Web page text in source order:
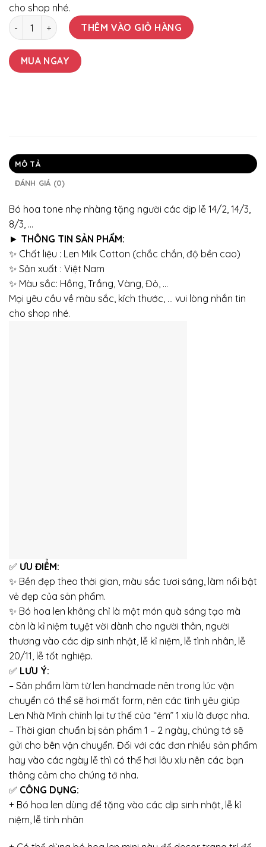
cho shop nhé.
Bó hoa len tone nhẹ nhàng tặng các dịp lễ 14/2, 14/3, 8/3,
THÊM VÀO GIỎ HÀNG
MUA NGAY
MÔ TẢ
ĐÁNH GIÁ (0)
Bó hoa tone nhẹ nhàng tặng người các dịp lễ 14/2, 14/3,
8/3, …
► THÔNG TIN SẢN PHẨM:
✨ Chất liệu : Len Milk Cotton (chắc chắn, độ bền cao)
✨ Sản xuất : Việt Nam
✨ Màu sắc: Hồng, Trắng, Vàng, Đỏ, …
Mọi yêu cầu về màu sắc, kích thước, … vui lòng nhắn tin
cho shop nhé.
✅ ƯU ĐIỂM:
✨ Bền đẹp theo thời gian, màu sắc tươi sáng, làm nổi bật
vẻ đẹp của sản phẩm.
✨ Bó hoa len không chỉ là một món quà sáng tạo mà
còn là kỉ niệm tuyệt vời dành cho người thân, người
thương vào các dịp sinh nhật, lễ kỉ niệm, lễ tình nhân, lễ
20/11, lễ tốt nghiệp.
✅ LƯU Ý:
– Sản phẩm làm từ len handmade nên trong lúc vận
chuyển có thể sẽ hơi mất form, nên các tình yêu giúp
Len Nhà Mình chỉnh lại tư thế của “ẻm” 1 xíu là được nha.
– Thời gian chuẩn bị sản phẩm 1 – 2 ngày, chúng tớ sẽ
gửi cho bên vận chuyển. Đối với các đơn nhiều sản phẩm
hay vào các ngày lễ thì có thể hơi lâu xíu nên các bạn
thông cảm cho chúng tớ nha.
✅ CÔNG DỤNG:
+ Bó hoa len dùng để tặng vào các dịp sinh nhật, lễ kỉ
niệm, lễ tình nhân